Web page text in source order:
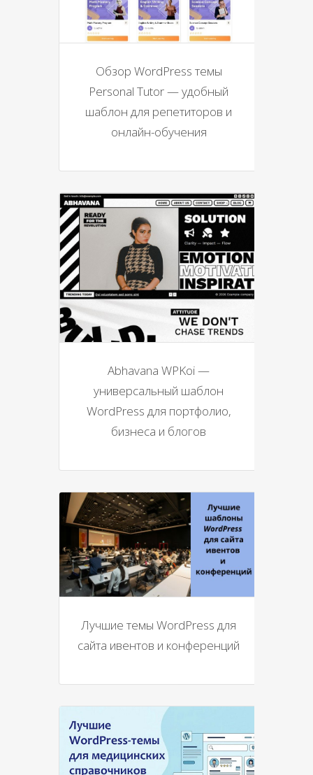
Обзор WordPress темы
Personal Tutor — удобный
шаблон для репетиторов и
онлайн-обучения
Abhavana WPKoi —
универсальный шаблон
WordPress для портфолио,
бизнеса и блогов
Лучшие темы WordPress для
сайта ивентов и конференций